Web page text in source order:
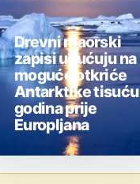
Drevni maorski
zapisi upućuju na
moguće otkriće
Antarktike tisuću
godina prije
Europljana